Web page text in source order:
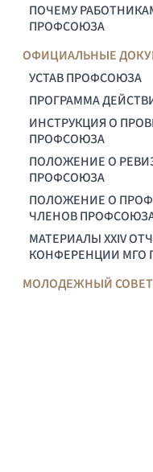
ПОЧЕМУ
ПРОФСОЮЗА
ОФИЦИАЛЬНЫЕ
УСТАВ ПРОФСОЮЗА
ПРОГРАММА
ИНСТРУКЦИЯ О
ПРОФСОЮЗА
ПОЛОЖЕНИЕ О
ПРОФСОЮЗА
ПОЛОЖЕНИЕ О
ЧЛЕНОВ
МАТЕРИАЛЫ XXIV
КОНФЕРЕНЦИИ МГО
МОЛОДЕЖНЫЙ СОВЕТ